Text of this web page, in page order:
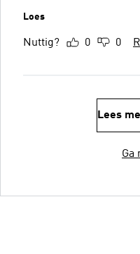
Loes
Nuttig? 0 0
Lees
Ga